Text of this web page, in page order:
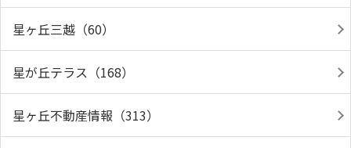
星ヶ丘三越（60）
星が丘テラス（168）
星ヶ丘不動産情報（313）